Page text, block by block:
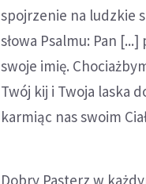
spojrzenie na ludzkie
słowa Psalmu: Pan
swoje imię.
Twój kij i Twoja laska
karmiąc nas swoim
Dobry Pasterz w